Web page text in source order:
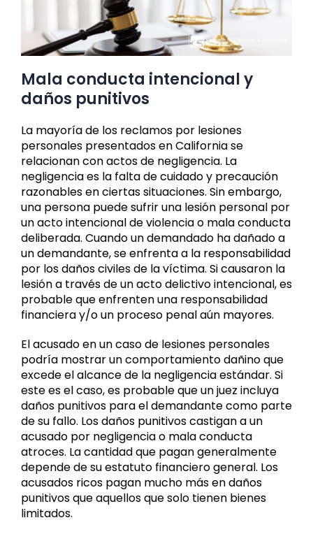
Mala conducta intencional y
daños punitivos
La mayoría de los reclamos por lesiones
personales presentados en California se
relacionan con actos de negligencia. La
negligencia es la falta de cuidado y precaución
razonables en ciertas situaciones. Sin embargo,
una persona puede sufrir una lesión personal por
un acto intencional de violencia o mala conducta
deliberada. Cuando un demandado ha dañado a
un demandante, se enfrenta a la responsabilidad
por los daños civiles de la víctima. Si causaron la
lesión a través de un acto delictivo intencional, es
probable que enfrenten una responsabilidad
financiera y/o un proceso penal aún mayores.
El acusado en un caso de lesiones personales
podría mostrar un comportamiento dañino que
excede el alcance de la negligencia estándar. Si
este es el caso, es probable que un juez incluya
daños punitivos para el demandante como parte
de su fallo. Los daños punitivos castigan a un
acusado por negligencia o mala conducta
atroces. La cantidad que pagan generalmente
depende de su estatuto financiero general. Los
acusados ricos pagan mucho más en daños
punitivos que aquellos que solo tienen bienes
limitados.